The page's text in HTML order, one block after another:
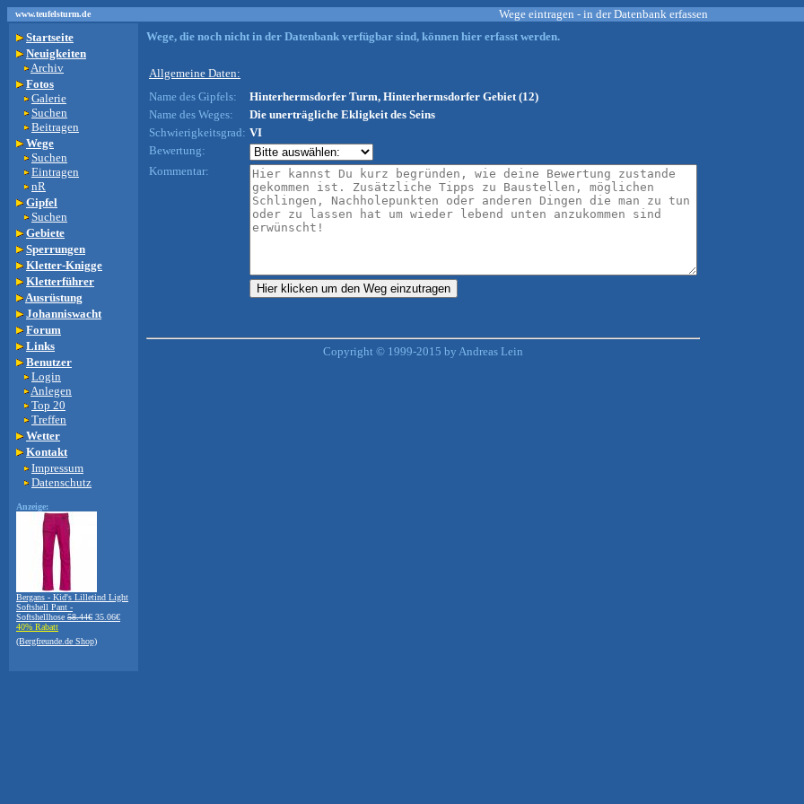
www.teufelsturm.de Wege eintragen - in der Datenbank erfassen
Startseite
Neuigkeiten
Archiv
Fotos
Galerie
Suchen
Beitragen
Wege
Suchen
Eintragen
nR
Gipfel
Suchen
Gebiete
Sperrungen
Kletter-Knigge
Kletterführer
Ausrüstung
Johanniswacht
Forum
Links
Benutzer
Login
Anlegen
Top 20
Treffen
Wetter
Kontakt
Impressum
Datenschutz
Anzeige:
Bergans - Kid's Lilletind Light
Softshell Pant -
Softshellhose 58.44€ 35.06€
40% Rabatt
(Bergfreunde.de Shop)
Wege, die noch nicht in der Datenbank verfügbar sind, können hier erfasst werden.
Allgemeine Daten:
Name des Gipfels:
Hinterhermsdorfer Turm, Hinterhermsdorfer Gebiet (12)
Name des Weges:
Die unerträgliche Ekligkeit des Seins
Schwierigkeitsgrad: VI
Bewertung:
Kommentar:
Copyright © 1999-2015 by Andreas Lein